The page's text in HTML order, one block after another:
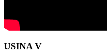
USINA V